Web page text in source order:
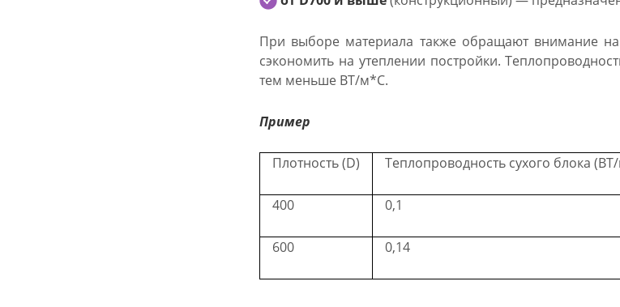
При выборе материала также обращают внимание
сэкономить на утеплении постройки.
тем меньше ВТ/м*С.
Пример
Плотность (D) Теплопроводность сухого блока
400 0,1
600 0,14